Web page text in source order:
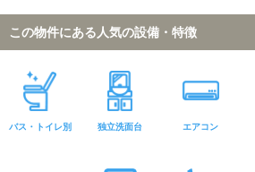
この物件にある人気の設備・特徴
バス・トイレ別 独立洗面台 エアコン